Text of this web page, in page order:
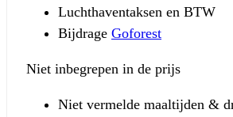
Luchthaventaksen en BTW
Bijdrage Goforest
Niet inbegrepen in de prijs
Niet vermelde maaltijden &